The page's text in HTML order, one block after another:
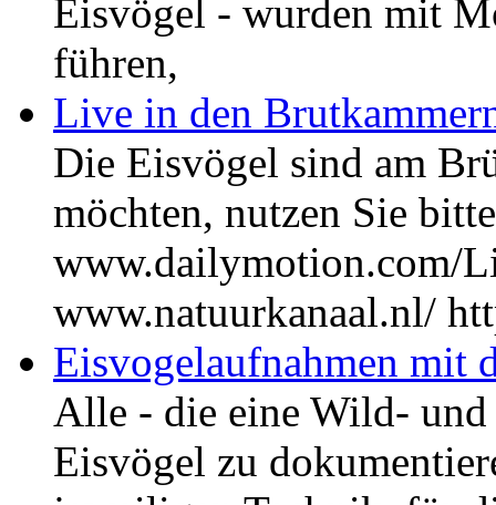
Eisvögel - wurden mit
führen,
Live in den
Die Eisvögel sind am
möchten, nutzen Sie
www.dailymotion.com/
www.natuurkanaal.nl/
Eisvogelaufnahmen mit
Alle - die eine Wild- und
Eisvögel zu